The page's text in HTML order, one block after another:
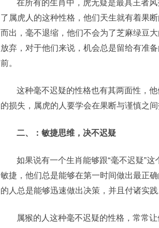
在所有的生肖中，虎无疑是最具王者
了属虎人的这种性格，他们天生就有着果
而出，毫不退缩，他们不会为了芝麻绿豆
放弃，对于他们来说，机会总是留给有准
前。
这种毫不迟疑的性格也有其两面性，
的损失，属虎的人要学会在果断与谨慎之
二、：敏捷思维，决不迟疑
如果说有一个生肖能够跟“毫不迟疑”
敏捷，他们总是能够在第一时间做出最正
的人总是能够迅速做出决策，并且付诸实践
属猴的人这种毫不迟疑的性格，常常